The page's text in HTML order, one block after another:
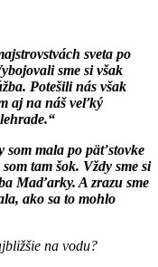
sveta po
sme si však
Potešili nás však
aj na náš veľký
som mala po päťstovke
tam šok. Vždy sme si
Maďarky. A zrazu sme
ako sa to mohlo
na vodu?